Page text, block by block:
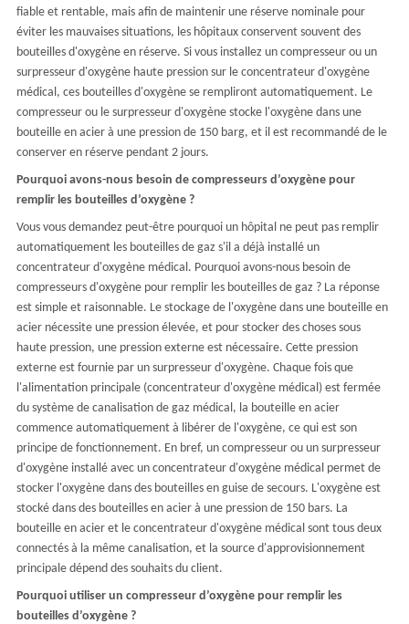
Contactez nous
Obtenir un devis
fiable et rentable, mais afin de maintenir une réserve nominale pour
éviter les mauvaises situations, les hôpitaux conservent souvent des
bouteilles d'oxygène en réserve. Si vous installez un compresseur ou un
surpresseur d'oxygène haute pression sur le concentrateur d'oxygène
médical, ces bouteilles d'oxygène se rempliront automatiquement. Le
compresseur ou le surpresseur d'oxygène stocke l'oxygène dans une
bouteille en acier à une pression de 150 barg, et il est recommandé de le
conserver en réserve pendant 2 jours.
Pourquoi avons-nous besoin de compresseurs d’oxygène pour
remplir les bouteilles d’oxygène ?
Vous vous demandez peut-être pourquoi un hôpital ne peut pas remplir
automatiquement les bouteilles de gaz s'il a déjà installé un
concentrateur d'oxygène médical. Pourquoi avons-nous besoin de
compresseurs d'oxygène pour remplir les bouteilles de gaz ? La réponse
est simple et raisonnable. Le stockage de l'oxygène dans une bouteille en
acier nécessite une pression élevée, et pour stocker des choses sous
haute pression, une pression externe est nécessaire. Cette pression
externe est fournie par un surpresseur d'oxygène. Chaque fois que
l'alimentation principale (concentrateur d'oxygène médical) est fermée
du système de canalisation de gaz médical, la bouteille en acier
commence automatiquement à libérer de l'oxygène, ce qui est son
principe de fonctionnement. En bref, un compresseur ou un surpresseur
d'oxygène installé avec un concentrateur d'oxygène médical permet de
stocker l'oxygène dans des bouteilles en guise de secours. L'oxygène est
stocké dans des bouteilles en acier à une pression de 150 bars. La
bouteille en acier et le concentrateur d'oxygène médical sont tous deux
connectés à la même canalisation, et la source d'approvisionnement
principale dépend des souhaits du client.
Pourquoi utiliser un compresseur d’oxygène pour remplir les
bouteilles d’oxygène ?